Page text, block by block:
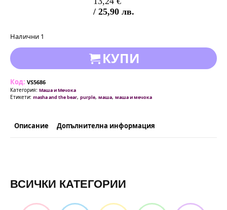
/ 25,90 лв.
Налични 1
КУПИ
Код: VS5686
Категория: Маша и Мечока
Етикети: masha and the bear, purple, маша, маша и мечока
Описание Допълнителна информация
ВСИЧКИ КАТЕГОРИИ